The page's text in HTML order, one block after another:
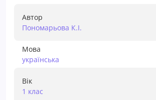
Автор
Пономарьова К.І.
Мова
українська
Вік
1 клас